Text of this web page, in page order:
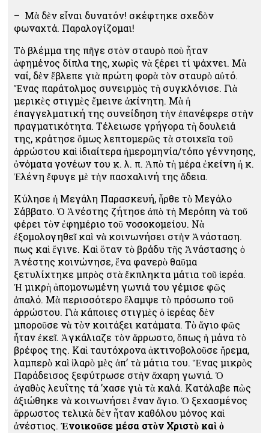
– Μὰ δὲν εἶναι δυνατόν! σκέφτηκε σχεδὸν
φωναχτά. Παραλογίζομαι!
Τὸ βλέμμα της πῆγε στὸν σταυρὸ ποὺ ἦταν
ἀφημένος δίπλα της, χωρὶς νὰ ξέρει τί ψάχνει. Μὰ
ναί, δὲν ἔβλεπε γιὰ πρώτη φορὰ τὸν σταυρὸ αὐτό.
Ἕνας παράτολμος συνειρμὸς τὴ συγκλόνισε. Γιὰ
μερικὲς στιγμὲς ἔμεινε ἀκίνητη. Μὰ ἡ
ἐπαγγελματική της συνείδηση τὴν ἐπανέφερε στὴν
πραγματικότητα. Τέλειωσε γρήγορα τὴ δουλειά
της, κράτησε ὅμως λεπτομερῶς τὰ στοιχεῖα τοῦ
ἀρρώστου καὶ ἰδιαίτερα ἡμερομηνία/τόπο γέννησης,
ὀνόματα γονέων του κ. λ. π. Ἀπὸ τὴ μέρα ἐκείνη ἡ κ.
Ἑλένη ἔφυγε μὲ τὴν πασχαλινή της ἄδεια.
Κύλησε ἡ Μεγάλη Παρασκευή, ἦρθε τὸ Μεγάλο
Σάββατο. Ὁ Ἀνέστης ζήτησε ἀπὸ τὴ Μερόπη νὰ τοῦ
φέρει τὸν ἐφημέριο τοῦ νοσοκομείου. Νὰ
ἐξομολογηθεῖ καὶ νὰ κοινωνήσει στὴν Ἀνάσταση.
Ὅπως καὶ ἔγινε. Καὶ ὅταν τὸ βράδυ τῆς Ἀνάστασης ὁ
Ἀνέστης κοινώνησε, ἕνα φανερὸ θαῦμα
ξετυλίχτηκε μπρὸς στὰ ἔκπληκτα μάτια τοῦ ἱερέα.
Ἡ μικρὴ ἀπομονωμένη γωνιά του γέμισε φῶς
ἁπαλό. Μὰ περισσότερο ἔλαμψε τὸ πρόσωπο τοῦ
ἀρρώστου. Γιὰ κάποιες στιγμὲς ὁ ἱερέας δὲν
μποροῦσε νὰ τὸν κοιτάξει κατάματα. Τὸ ἅγιο φῶς
ἦταν ἐκεῖ. Ἀγκάλιαζε τὸν ἄρρωστο, ὅπως ἡ μάνα τὸ
βρέφος της. Καὶ ταυτόχρονα ἀκτινοβολοῦσε ἤρεμα,
λαμπερὸ καὶ ἱλαρὸ μὲς ἀπ’ τὰ μάτια του. Ἕνας μικρὸς
Παράδεισος ξεφύτρωσε στὴν ἄχαρη γωνιά. Ὁ
ἀγαθὸς λευΐτης τά ’χασε γιὰ τὰ καλά. Κατάλαβε πὼς
ἀξιώθηκε νὰ κοινωνήσει ἕναν ἅγιο. Ὁ ξεχασμένος
ἄρρωστος τελικὰ δὲν ἦταν καθόλου μόνος καὶ
ἀνέστιος. Ἐνοικοῦσε μέσα στὸν Χριστὸ καὶ ὁ